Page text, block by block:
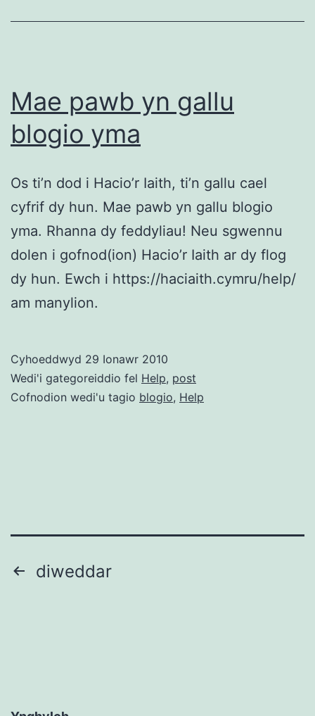
Mae pawb yn gallu
blogio yma
Os ti’n dod i Hacio’r Iaith, ti’n gallu cael
cyfrif dy hun. Mae pawb yn gallu blogio
yma. Rhanna dy feddyliau! Neu sgwennu
dolen i gofnod(ion) Hacio’r Iaith ar dy flog
dy hun. Ewch i https://haciaith.cymru/help/
am manylion.
Cyhoeddwyd 29 Ionawr 2010
Wedi'i gategoreiddio fel Help, post
Cofnodion wedi'u tagio blogio, Help
Tudaleniad
diweddar